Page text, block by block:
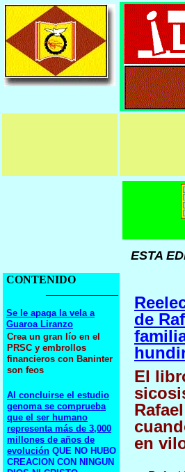
ESTA
CONTENIDO
Se le apaga la vela a
Guaroa Liranzo
Crea un gran lío en el
PRSC y embrollos
financieros con Baninter
son feos
Al concluirse el estudio
genoma se comprueba
que el ser humano
representa más de 3,000
millones de años de
evolución QUE NO HUBO
CREACION CON NINGUN
de
El
en